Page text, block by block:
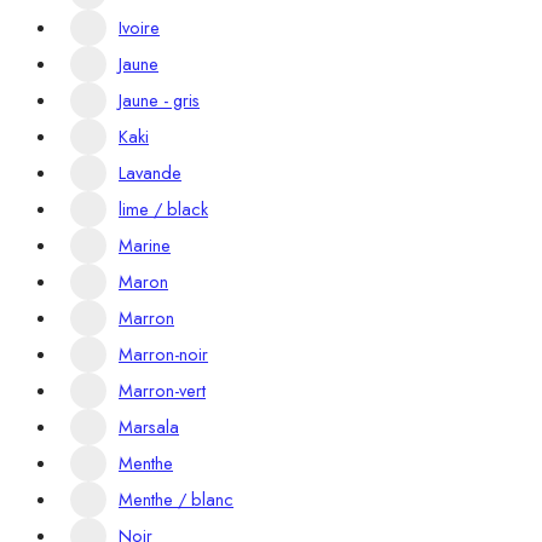
Ivoire
Jaune
Jaune - gris
Kaki
Lavande
lime / black
Marine
Maron
Marron
Marron-noir
Marron-vert
Marsala
Menthe
Menthe / blanc
Noir